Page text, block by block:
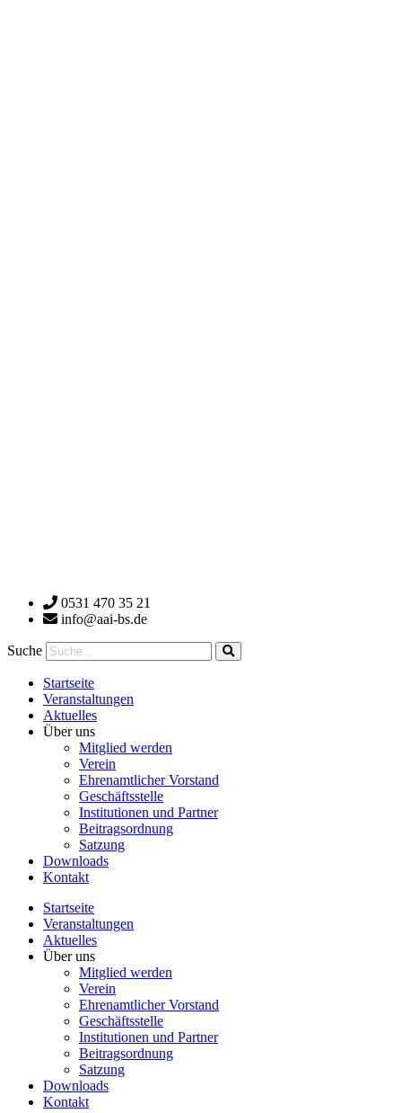
0531 470 35 21
info@aai-bs.de
Suche
Startseite
Veranstaltungen
Aktuelles
Über uns
Mitglied werden
Verein
Ehrenamtlicher Vorstand
Geschäftsstelle
Institutionen und Partner
Beitragsordnung
Satzung
Downloads
Kontakt
Startseite
Veranstaltungen
Aktuelles
Über uns
Mitglied werden
Verein
Ehrenamtlicher Vorstand
Geschäftsstelle
Institutionen und Partner
Beitragsordnung
Satzung
Downloads
Kontakt